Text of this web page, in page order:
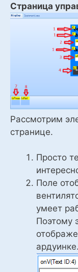
Страница
Рассмотрим
странице.
Просто
Поле
умеет
Поэтому